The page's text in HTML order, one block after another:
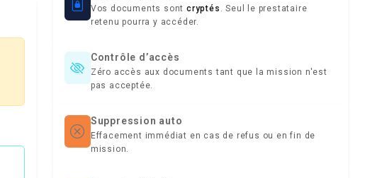
Vos documents sontcryptés . Seul le prestataire
retenu pourra y accéder.
Contrôle d’accès
Zéro accès aux documents tant que la mission n'est
pas acceptée.
Suppression auto
Effacement immédiat en cas de refus ou en fin de
mission.